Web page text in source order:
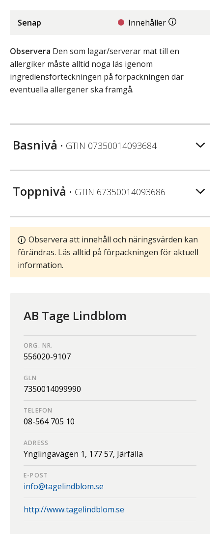
Senap Innehåller
Observera Den som lagar/serverar mat till en
allergiker måste alltid noga läs igenom
ingrediensförteckningen på förpackningen där
eventuella allergener ska framgå.
Basnivå • GTIN 07350014093684
Toppnivå • GTIN 67350014093686
Observera att innehåll och näringsvärden kan
förändras. Läs alltid på förpackningen för aktuell
information.
AB Tage Lindblom
ORG. NR.
556020-9107
GLN
7350014099990
TELEFON
08-564 705 10
ADRESS
Ynglingavägen 1, 177 57, Järfälla
E-POST
info@tagelindblom.se
http://www.tagelindblom.se